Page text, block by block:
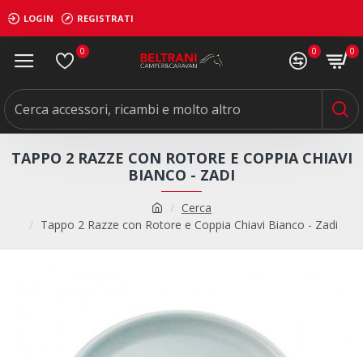
LOGIN REGISTRATI
0 0 0
Cerca
Tappo 2 Razze con Rotore e Coppia Chiavi Bianco - Zadi
TAPPO 2 RAZZE CON ROTORE E COPPIA CHIAVI
BIANCO - ZADI